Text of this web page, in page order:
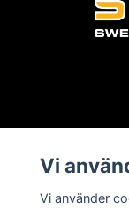
Vi
Vi använder